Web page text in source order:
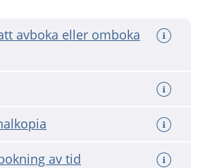
avboka eller omboka
av tid